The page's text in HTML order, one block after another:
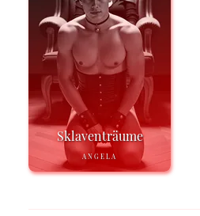
Sklaventräume
ANGELA